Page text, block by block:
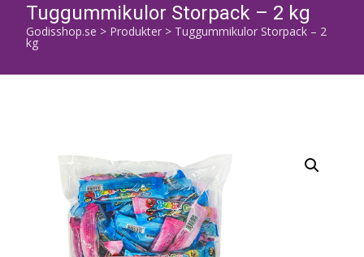
Tuggummikulor Storpack – 2 kg
Godisshop.se > Produkter > Tuggummikulor Storpack – 2
kg